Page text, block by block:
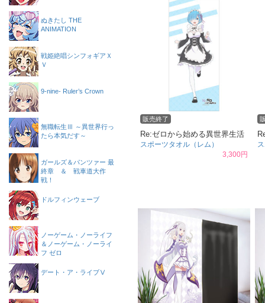
販売終了
Re:ゼロから始める異世界生活
スポーツタオル（レム）
3,300円
ぬきたし THE
ANIMATION
戦姫絶唱シンフォギアＸ
Ｖ
9-nine- Ruler’s Crown
無職転生Ⅲ ～異世界行っ
たら本気だす～
ガールズ＆パンツァー 最
終章 ＆ 戦車道大作
戦！
ドルフィンウェーブ
ノーゲーム・ノーライフ
＆ノーゲーム・ノーライ
フ ゼロ
デート・ア・ライブⅤ